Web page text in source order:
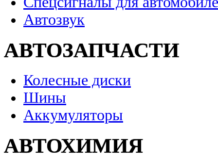
Автозвук
АВТОЗАПЧАСТИ
Колесные диски
Шины
Аккумуляторы
АВТОХИМИЯ